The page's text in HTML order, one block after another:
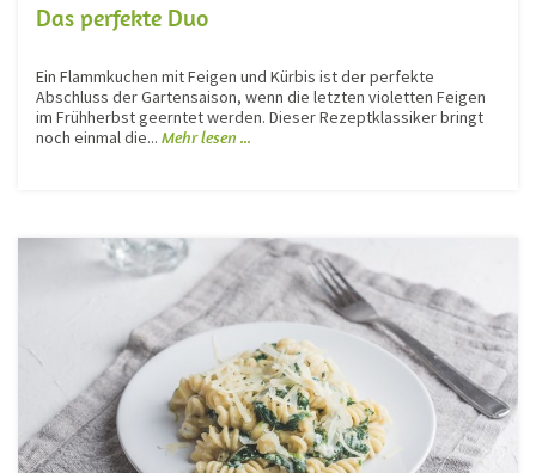
Das perfekte Duo
Ein Flammkuchen mit Feigen und Kürbis ist der perfekte
Abschluss der Gartensaison, wenn die letzten violetten Feigen
im Frühherbst geerntet werden. Dieser Rezeptklassiker bringt
noch einmal die... Mehr lesen ...